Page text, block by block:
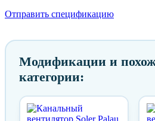
Отправить спецификацию
Модификации и
категории: